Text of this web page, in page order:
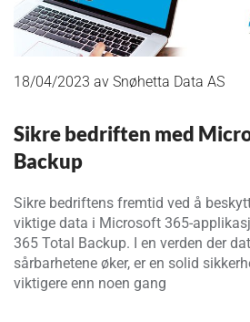
18/04/2023 av Snøhetta Data AS
Sikre bedriften med
Backup
Sikre bedriftens fremtid ved å
viktige data i Microsoft 365-
365 Total Backup. I en verden der
sårbarhetene øker, er en solid
viktigere enn noen gang